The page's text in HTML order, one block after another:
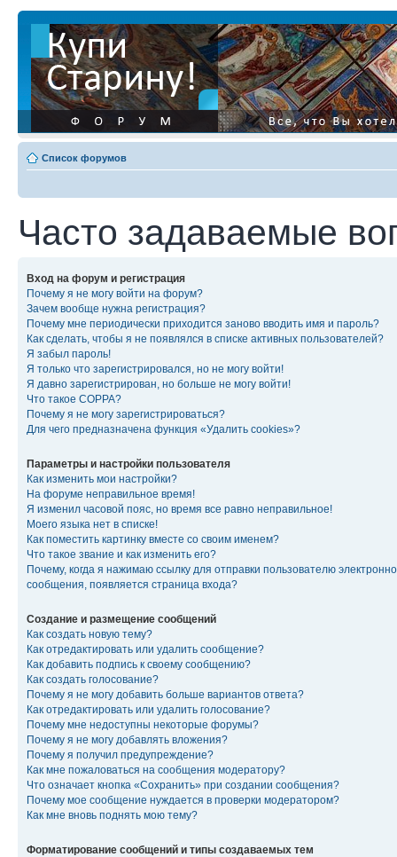
Список форумов
Часто задаваемые
Вход на форум и регистрация
Почему я не могу войти на форум?
Зачем вообще нужна регистрация?
Почему мне периодически приходится заново вводить имя и пароль?
Как сделать, чтобы я не появлялся в списке активных пользователей?
Я забыл пароль!
Я только что зарегистрировался, но не могу войти!
Я давно зарегистрирован, но больше не могу войти!
Что такое COPPA?
Почему я не могу зарегистрироваться?
Для чего предназначена функция «Удалить cookies»?
Параметры и настройки пользователя
Как изменить мои настройки?
На форуме неправильное время!
Я изменил часовой пояс, но время все равно неправильное!
Моего языка нет в списке!
Как поместить картинку вместе со своим именем?
Что такое звание и как изменить его?
Почему, когда я нажимаю ссылку для отправки пользователю
сообщения, появляется страница входа?
Создание и размещение сообщений
Как создать новую тему?
Как отредактировать или удалить сообщение?
Как добавить подпись к своему сообщению?
Как создать голосование?
Почему я не могу добавить больше вариантов ответа?
Как отредактировать или удалить голосование?
Почему мне недоступны некоторые форумы?
Почему я не могу добавлять вложения?
Почему я получил предупреждение?
Как мне пожаловаться на сообщения модератору?
Что означает кнопка «Сохранить» при создании сообщения?
Почему мое сообщение нуждается в проверки модератором?
Как мне вновь поднять мою тему?
Форматирование сообщений и типы создаваемых тем